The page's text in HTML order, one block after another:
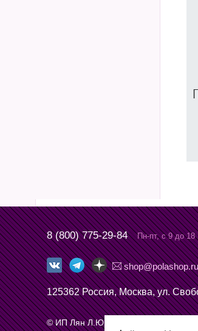
8 (800) 775-29-84 Пн-пт, с 9 до 18
shop@polashop.ru
125362 Россия, Москва, ул.
© ИП Лян Л.Ю., 2026.